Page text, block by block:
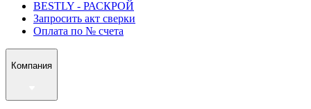
BESTLY - РАСКРОЙ
Запросить акт сверки
Оплата по № счета
Компания